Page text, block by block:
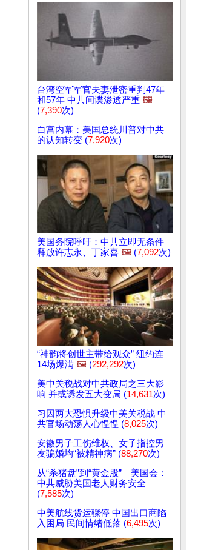
台湾空军军官夫妻泄密重判47年
和57年 中共间谍渗透严重 🖼️
(7,390次)
白宫内幕：美国总统川普对中共
的认知转变 (7,920次)
美国务院呼吁：中共立即无条件
释放许志永、丁家喜 🖼️ (7,092次)
“神韵将创世主带给观众” 纽约连
14场爆满 🖼️ (292,292次)
美中关税战对中共政局之三大影
响 并或诱发五大变局 (14,631次)
习因两大恐惧升级中美关税战 中
共官场动荡人心惶惶 (8,025次)
安徽男子工伤维权、女子指控男
友骗婚均“被精神病” (88,270次)
从“杀猪盘”到“黄金股” 美国会：
中共威胁美国老人财务安全
(7,585次)
中美航线货运骤停 中国出口商陷
入困局 民间情绪低落 (6,495次)